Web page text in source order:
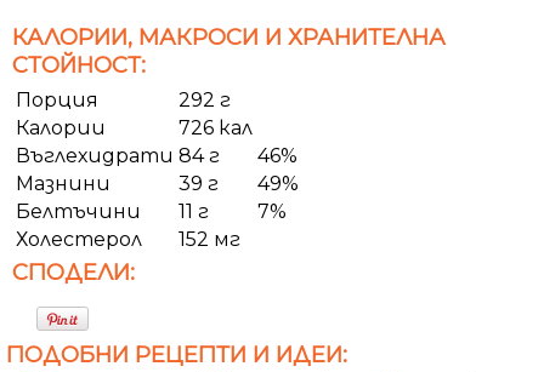
КАЛОРИИ, МАКРОСИ И ХРАНИТЕЛНА
СТОЙНОСТ:
Порция
292 г
Калории
726 кал
Въглехидрати 84 г
46%
Мазнини
39 г
49%
Белтъчини
11 г
7%
Холестерол
152 мг
СПОДЕЛИ:
ПОДОБНИ РЕЦЕПТИ И ИДЕИ: